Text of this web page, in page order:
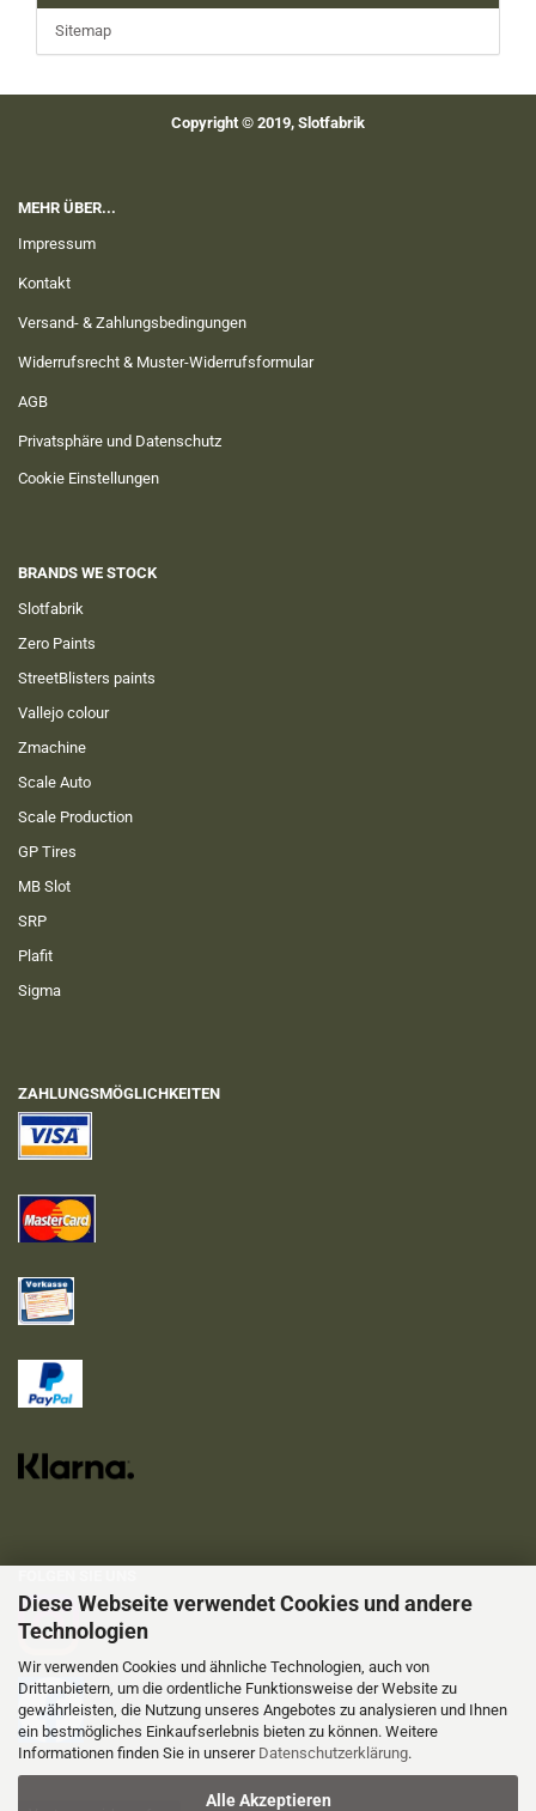
Diese Webseite verwendet Cookies und andere
Technologien
Wir verwenden Cookies und ähnliche Technologien, auch von
Drittanbietern, um die ordentliche Funktionsweise der Website zu
gewährleisten, die Nutzung unseres Angebotes zu analysieren und Ihnen
ein bestmögliches Einkaufserlebnis bieten zu können. Weitere
Informationen finden Sie in unserer Datenschutzerklärung.
Alle Akzeptieren
Sitemap
Copyright © 2019, Slotfabrik
MEHR ÜBER...
Impressum
Kontakt
Versand- & Zahlungsbedingungen
Widerrufsrecht & Muster-Widerrufsformular
AGB
Privatsphäre und Datenschutz
Cookie Einstellungen
BRANDS WE STOCK
Slotfabrik
Zero Paints
StreetBlisters paints
Vallejo colour
Zmachine
Scale Auto
Scale Production
GP Tires
MB Slot
SRP
Plafit
Sigma
ZAHLUNGSMÖGLICHKEITEN